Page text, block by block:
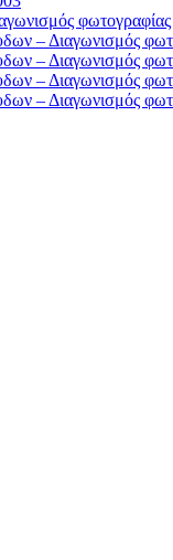
φωτογραφίας
– Διαγωνισμός
– Διαγωνισμός
– Διαγωνισμός
– Διαγωνισμός